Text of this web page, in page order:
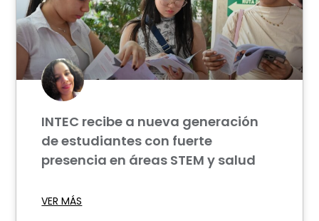
INTEC recibe a nueva generación
de estudiantes con fuerte
presencia en áreas STEM y salud
VER MÁS